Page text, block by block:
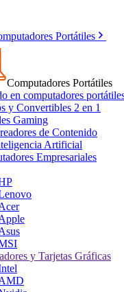
Portátiles
Computadores Portátiles
en computadores
y Convertibles 2 en 1
Gaming
de Contenido
Artificial
Empresariales
y Tarjetas Gráficas